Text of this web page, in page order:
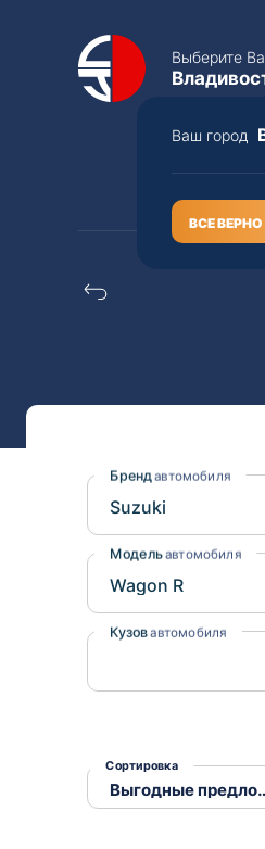
Выберите
Ваш город
ВСЕ ВЕРНО
Toyota
Mazda
Suzuki
Mitsubishi
Бренд автомобиля
Модельавтомобиля
Кузовавтомобиля
Сортировка